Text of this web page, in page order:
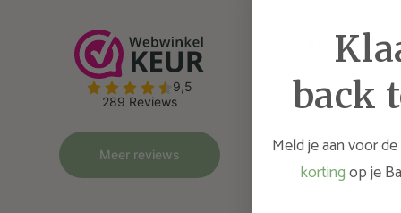
back
Meld je aan voor
kortingop je